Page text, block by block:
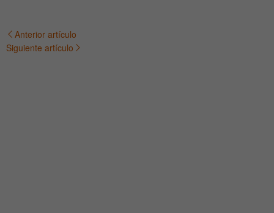
Navegación
Anterior artículo
Siguiente artículo